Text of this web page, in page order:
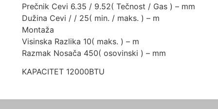
Prečnik Cevi 6.35 / 9.52( Tečnost / Gas ) – mm
Dužina Cevi / / 25( min. / maks. ) – m
Montaža
Visinska Razlika 10( maks. ) – m
Razmak Nosača 450( osovinski ) – mm
KAPACITET 12000BTU